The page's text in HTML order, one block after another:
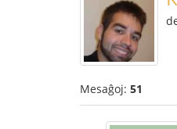
Mesaĝoj: 51